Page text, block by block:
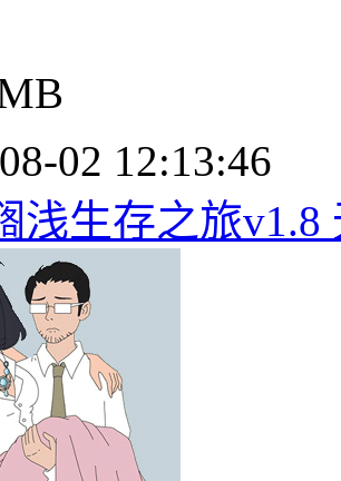
02 12:13:46
浅生存之旅v1.8